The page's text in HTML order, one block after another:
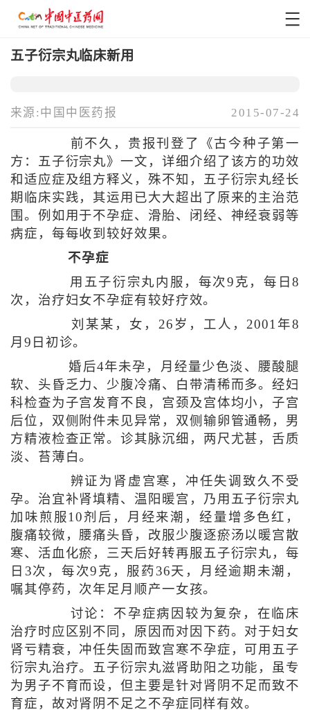
五子衍宗丸临床新用
来源:中国中医药报 2015-07-24
前不久，贵报刊登了《古今种子第一
方：五子衍宗丸》一文，详细介绍了该方的功效
和适应症及组方释义，殊不知，五子衍宗丸经长
期临床实践，其运用已大大超出了原来的主治范
围。例如用于不孕症、滑胎、闭经、神经衰弱等
病症，每每收到较好效果。
不孕症
用五子衍宗丸内服，每次9克，每日8
次，治疗妇女不孕症有较好疗效。
刘某某，女，26岁，工人，2001年8
月9日初诊。
婚后4年未孕，月经量少色淡、腰酸腿
软、头昏乏力、少腹冷痛、白带清稀而多。经妇
科检查为子宫发育不良，宫颈及宫体均小，子宫
后位，双侧附件未见异常，双侧输卵管通畅，男
方精液检查正常。诊其脉沉细，两尺尤甚，舌质
淡、苔薄白。
辨证为肾虚宫寒，冲任失调致久不受
孕。治宜补肾填精、温阳暖宫，乃用五子衍宗丸
加味煎服10剂后，月经来潮，经量增多色红，
腹痛较微，腰痛头昏，改服少腹逐瘀汤以暖宫散
寒、活血化瘀，三天后好转再服五子衍宗丸，每
日3次，每次9克，服药36天，月经逾期未潮，
嘱其停药，次年足月顺产一女孩。
讨论：不孕症病因较为复杂，在临床
治疗时应区别不同，原因而对因下药。对于妇女
肾亏精衰，冲任失固而致宫寒不孕症，可用五子
衍宗丸治疗。五子衍宗丸滋肾助阳之功能，虽专
为男子不育而设，但主要是针对肾阴不足而致不
育症，故对肾阴不足之不孕症同样有效。